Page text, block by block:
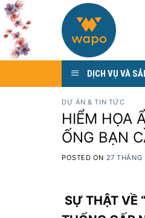
Skip
to
content
DỊCH VỤ VÀ
DỰ ÁN & TIN TỨC
HIỂM HỌA
ỐNG BẠN
POSTED ON 27
SỰ THẬT VỀ